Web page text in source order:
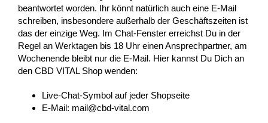
beantwortet worden. Ihr könnt natürlich auch eine E-Mail
schreiben, insbesondere außerhalb der Geschäftszeiten ist
das der einzige Weg. Im Chat-Fenster erreichst Du in der
Regel an Werktagen bis 18 Uhr einen Ansprechpartner, am
Wochenende bleibt nur die E-Mail. Hier kannst Du Dich an
den CBD VITAL Shop wenden:
Live-Chat-Symbol auf jeder Shopseite
E-Mail: mail@cbd-vital.com